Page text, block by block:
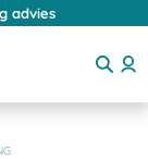
advies